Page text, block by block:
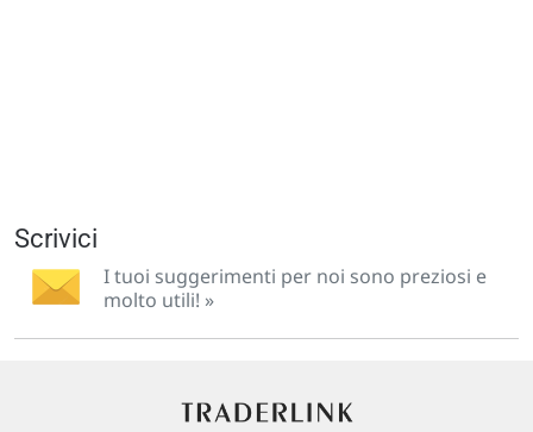
Scrivici
I tuoi suggerimenti per noi sono preziosi e
molto utili! »